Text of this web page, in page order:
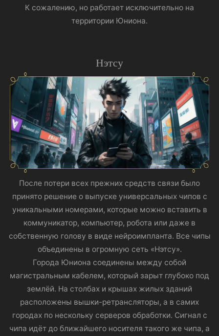
К сожалению, но работает исключительно на
территории Юниона.
Нэтсу
После потери всех прежних средств связи было
принято решение о выпуске универсальных чипов с
уникальными номерами, которые можно вставить в
коммуникатор, компьютер, робота или даже в
собственную голову в виде нейроимпланта. Все чипы
объединены в огромную сеть «Нэтсу».
Города Юниона соединены между собой
магистральным кабелем, который зарыт глубоко под
землёй. На столбах и крышах жилых зданий
расположены вышки-ретрансляторы, а в самих
городах по нескольку серверов обработки. Сигнал с
чипа идёт до ближайшего носителя такого же чипа, а